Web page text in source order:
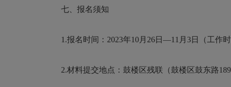
七、报名须知
1.报名时间：2023年10月26日—11月3日（工作时
2.材料提交地点：鼓楼区残联（鼓楼区鼓东路189